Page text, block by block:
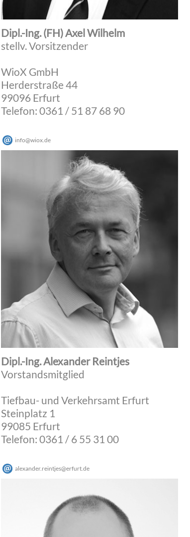
Dipl.-Ing. (FH) Axel Wilhelm
stellv. Vorsitzender
WioX GmbH
Herderstraße 44
99096 Erfurt
Telefon: 0361 / 51 87 68 90
info@wiox .de
Dipl.-Ing. Alexander Reintjes
Vorstandsmitglied
Tiefbau- und Verkehrsamt Erfurt
Steinplatz 1
99085 Erfurt
Telefon: 0361 / 6 55 31 00
alexander.reintjes@erfurt .de